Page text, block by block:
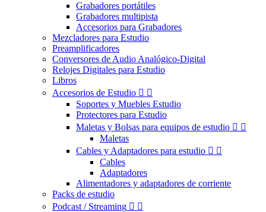
Grabadores portátiles
Grabadores multipista
Accesorios para Grabadores
Mezcladores para Estudio
Preamplificadores
Conversores de Audio Analógico-Digital
Relojes Digitales para Estudio
Libros
Accesorios de Estudio  
Soportes y Muebles Estudio
Protectores para Estudio
Maletas y Bolsas para equipos de estudio  
Maletas
Cables y Adaptadores para estudio  
Cables
Adaptadores
Alimentadores y adaptadores de corriente
Packs de estudio
Podcast / Streaming  